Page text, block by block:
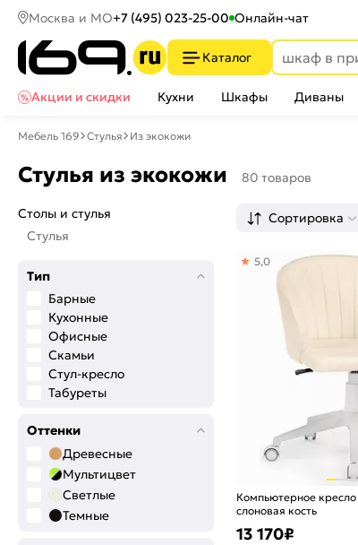
Москва и МО+7 (495) 023-25-00 Онлайн-чат
Каталог
Акции и скидки
Кухни Шкафы Диваны
Мебель 169 Стулья Из экокожи
Стулья из экокожи 80 товаров
Столы и стулья
Стулья
Тип
Барные
Кухонные
Офисные
Скамьи
Стул-кресло
Табуреты
Оттенки
Древесные
Мультицвет
Светлые
Темные
Сортировка
Компьютерное
слоновая кость
5,0
13 170₽